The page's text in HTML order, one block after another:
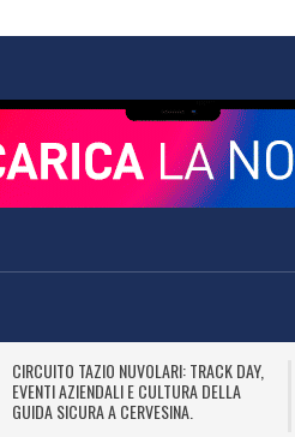
CIRCUITO TAZIO NUVOLARI: TRACK DAY,
EVENTI AZIENDALI E CULTURA DELLA
GUIDA SICURA A CERVESINA.